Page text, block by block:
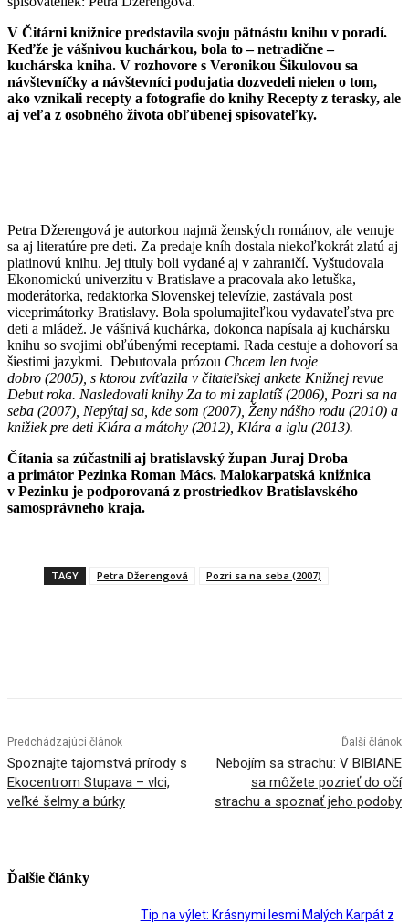
V Čitárni knižnice predstavila svoju pätnástu knihu v poradí.
Keďže je vášnivou kuchárkou, bola to – netradične –
kuchárska kniha. V rozhovore s Veronikou Šikulovou sa
návštevníčky a návštevníci podujatia dozvedeli nielen o tom,
ako vznikali recepty a fotografie do knihy Recepty z terasky, ale
aj veľa z osobného života obľúbenej spisovateľky.
Petra Džerengová je autorkou najmä ženských románov, ale venuje
sa aj literatúre pre deti. Za predaje kníh dostala niekoľkokrát zlatú aj
platinovú knihu. Jej tituly boli vydané aj v zahraničí. Vyštudovala
Ekonomickú univerzitu v Bratislave a pracovala ako letuška,
moderátorka, redaktorka Slovenskej televízie, zastávala post
viceprimátorky Bratislavy. Bola spolumajiteľkou vydavateľstva pre
deti a mládež. Je vášnivá kuchárka, dokonca napísala aj kuchársku
knihu so svojimi obľúbenými receptami. Rada cestuje a dohovorí sa
šiestimi jazykmi. Debutovala prózou Chcem len tvoje
dobro (2005), s ktorou zvíťazila v čitateľskej ankete Knižnej revue
Debut roka. Nasledovali knihy Za to mi zaplatíš (2006), Pozri sa na
seba (2007), Nepýtaj sa, kde som (2007), Ženy nášho rodu (2010) a
knižiek pre deti Klára a mátohy (2012), Klára a iglu (2013).
Čítania sa zúčastnili aj bratislavský župan Juraj Droba
a primátor Pezinka Roman Mács. Malokarpatská knižnica
v Pezinku je podporovaná z prostriedkov Bratislavského
samosprávneho kraja.
TAGY Petra Džerengová Pozri sa na seba (2007)
Predchádzajúci článok
Spoznajte tajomstvá prírody s
Ekocentrom Stupava – vlci,
veľké šelmy a búrky
Ďalší článok
Nebojím sa strachu: V BIBIANE
sa môžete pozrieť do očí
strachu a spoznať jeho podoby
Ďalšie články
Tip na výlet: Krásnymi lesmi Malých Karpát z